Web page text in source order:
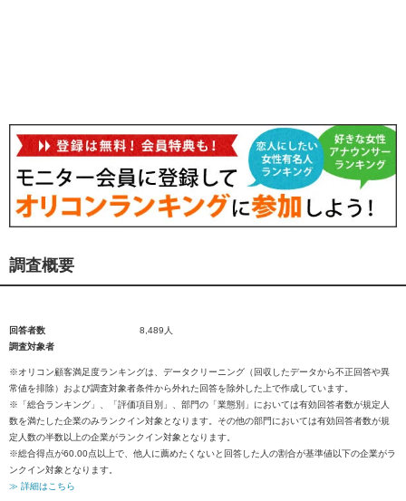
調査概要
回答者数
8,489人
調査対象者
※オリコン顧客満足度ランキングは、データクリーニング（回収したデータから不正回答や異
常値を排除）および調査対象者条件から外れた回答を除外した上で作成しています。
※「総合ランキング」、「評価項目別」、部門の「業態別」においては有効回答者数が規定人
数を満たした企業のみランクイン対象となります。その他の部門においては有効回答者数が規
定人数の半数以上の企業がランクイン対象となります。
※総合得点が60.00点以上で、他人に薦めたくないと回答した人の割合が基準値以下の企業がラ
ンクイン対象となります。
≫ 詳細はこちら